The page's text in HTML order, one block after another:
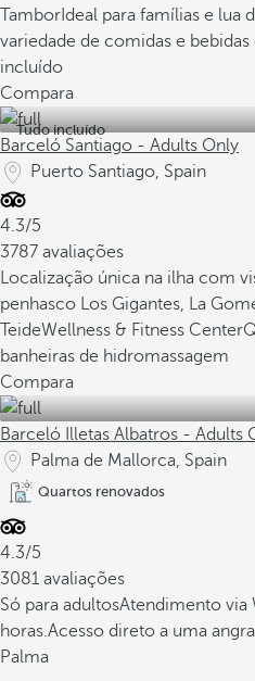
Tambor Ideal para famílias e lua
variedade de comidas e
incluído
Compara
Tudo incluído
Barceló Santiago - Adults Only
Puerto Santiago, Spain
4.3/5
3787 avaliações
Localização única na ilha com
penhasco Los Gigantes, La
TeideWellness & Fitness Center
banheiras de hidromassagem
Compara
Barceló Illetas Albatros - Adults
Palma de Mallorca, Spain
Quartos renovados
4.3/5
3081 avaliações
Só para adultosAtendimento via
horas.Acesso direto a uma
Palma